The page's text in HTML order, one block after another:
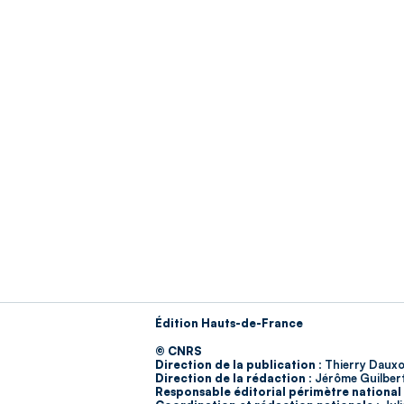
Édition Hauts-de-France
© CNRS
Direction de la publication : Thierry
Direction de la rédaction : Jérôme
Responsable éditorial périmètre national